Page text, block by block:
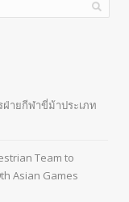
ายกีฬาขี่ม้าประเภท
Team to
Asian Games